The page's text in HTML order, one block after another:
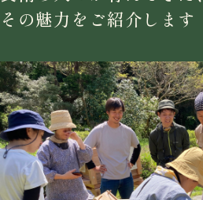
その魅力をご紹介します